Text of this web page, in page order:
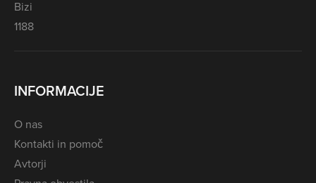
Bizi
1188
INFORMACIJE
O nas
Kontakti in pomoč
Avtorji